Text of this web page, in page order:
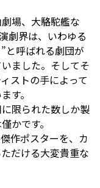
場、大駱駝艦な
劇界は、いわゆる
と呼ばれる劇団が
ました。そしてそ
ストの手によって
す。
限られた数しか製
かです。
作ポスターを、カ
だける大変貴重な